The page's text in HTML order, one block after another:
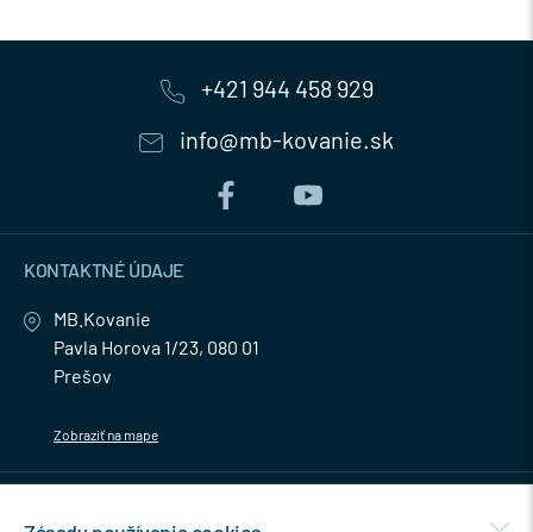
+421 944 458 929
info@mb-kovanie.sk
KONTAKTNÉ ÚDAJE
MB.Kovanie
Pavla Horova 1/23, 080 01
Prešov
Zobraziť na mape